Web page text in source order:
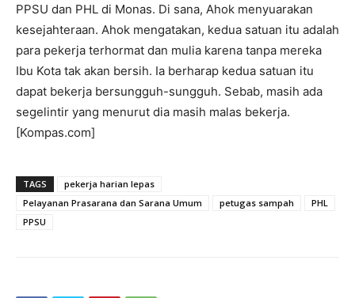
PPSU dan PHL di Monas. Di sana, Ahok menyuarakan
kesejahteraan. Ahok mengatakan, kedua satuan itu adalah
para pekerja terhormat dan mulia karena tanpa mereka
Ibu Kota tak akan bersih. Ia berharap kedua satuan itu
dapat bekerja bersungguh-sungguh. Sebab, masih ada
segelintir yang menurut dia masih malas bekerja.
[Kompas.com]
TAGS
pekerja harian lepas
Pelayanan Prasarana dan Sarana Umum
petugas sampah
PHL
PPSU